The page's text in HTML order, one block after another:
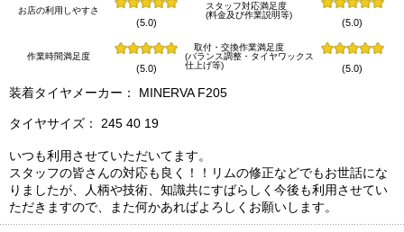
お店の利用しやすさ
(5.0)
スタッフ対応満足度
(料金及び作業説明等)
(5.0)
作業時間満足度
(5.0)
取付・交換作業満足度
(バランス調整・タイヤワックス
仕上げ等)
(5.0)
装着タイヤメーカー： MINERVA F205
タイヤサイズ： 245 40 19
いつも利用させていただいてます。
スタッフの皆さんの対応も良く！！リムの修正などでもお世話にな
りましたが、人柄や技術、知識共にすばらしく今後も利用させてい
ただきますので、また何かあればよろしくお願いします。